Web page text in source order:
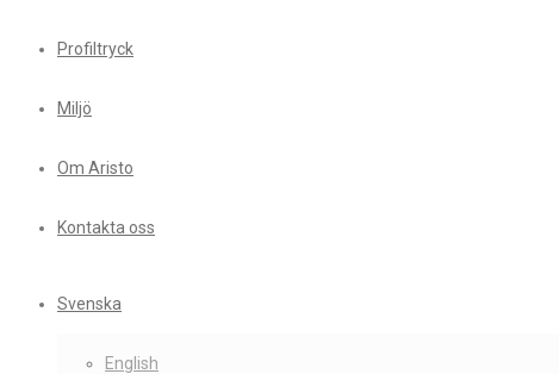
Profiltryck
Miljö
Om Aristo
Kontakta oss
Svenska
English